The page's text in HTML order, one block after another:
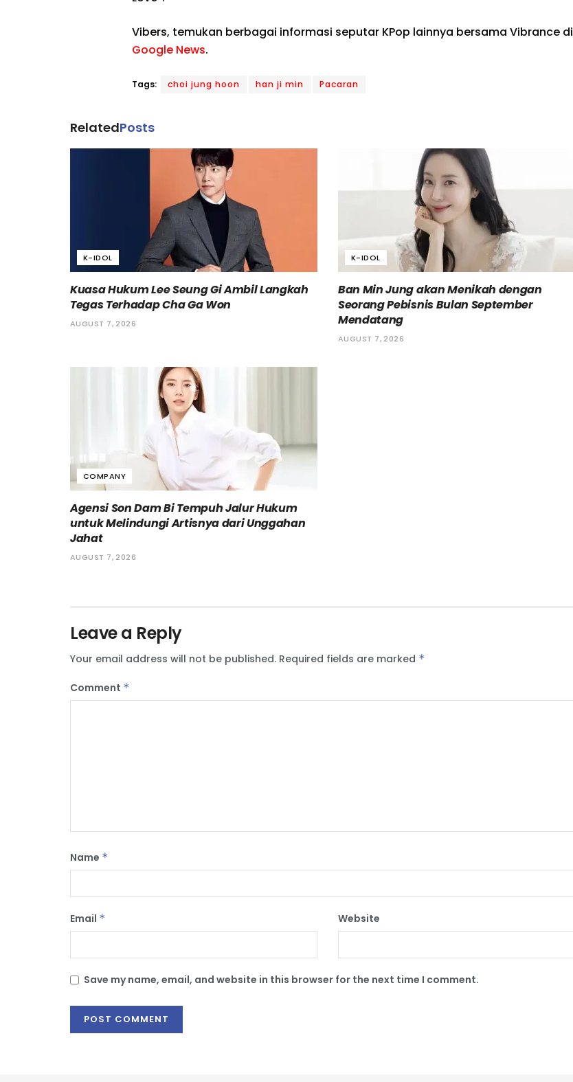
Vibers, temukan berbagai informasi seputar KPop lainnya bersama Vibrance di
Google News.
Tags: choi jung hoon han ji min Pacaran
RelatedPosts
K-IDOL
Kuasa Hukum Lee Seung Gi Ambil Langkah
Tegas Terhadap Cha Ga Won
AUGUST 7, 2026
K-IDOL
Ban Min Jung akan Menikah dengan
Seorang Pebisnis Bulan September
Mendatang
AUGUST 7, 2026
COMPANY
Agensi Son Dam Bi Tempuh Jalur Hukum
untuk Melindungi Artisnya dari Unggahan
Jahat
AUGUST 7, 2026
Leave a Reply
Your email address will not be published. Required fields are marked *
Comment *
Name *
Email * Website
Save my name, email, and website in this browser for the next time I comment.